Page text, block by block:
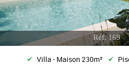
Réf. 169
Villa - Maison 230m²